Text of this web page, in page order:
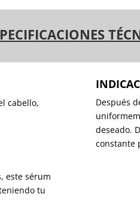
cabello,
este sérum
tu
Después
deseado.
constante